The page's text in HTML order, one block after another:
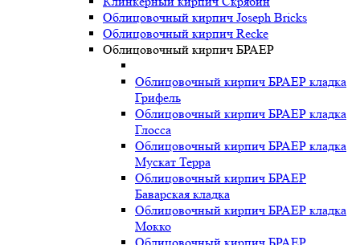
Облицовочный кирпич Joseph Bricks
Облицовочный кирпич Recke
Облицовочный кирпич БРАЕР
Облицовочный кирпич БРАЕР кладка
Грифель
Облицовочный кирпич БРАЕР кладка
Глосса
Облицовочный кирпич БРАЕР кладка
Мускат Терра
Облицовочный кирпич БРАЕР
Баварская кладка
Облицовочный кирпич БРАЕР кладка
Мокко